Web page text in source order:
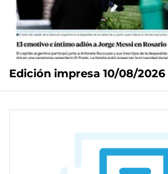
Edición impresa 10/08/2026